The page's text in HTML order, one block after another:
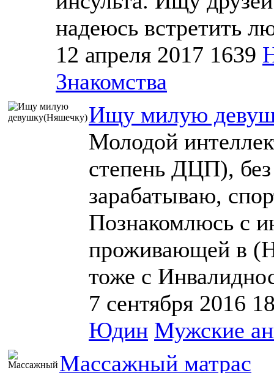
надеюсь встретить
12 апреля 2017 1639
Знакомства
Ищу милую
Молодой
степень ДЦП),
зарабатываю,
Познакомлюсь с
проживающей в
тоже с
7 сентября 2016
Юдин Мужские
Массажный матрас